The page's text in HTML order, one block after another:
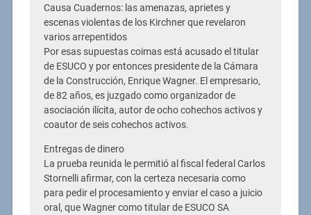
Causa Cuadernos: las amenazas, aprietes y
escenas violentas de los Kirchner que revelaron
varios arrepentidos
Por esas supuestas coimas está acusado el titular
de ESUCO y por entonces presidente de la Cámara
de la Construcción, Enrique Wagner. El empresario,
de 82 años, es juzgado como organizador de
asociación ilícita, autor de ocho cohechos activos y
coautor de seis cohechos activos.
Entregas de dinero
La prueba reunida le permitió al fiscal federal Carlos
Stornelli afirmar, con la certeza necesaria como
para pedir el procesamiento y enviar el caso a juicio
oral, que Wagner como titular de ESUCO SA